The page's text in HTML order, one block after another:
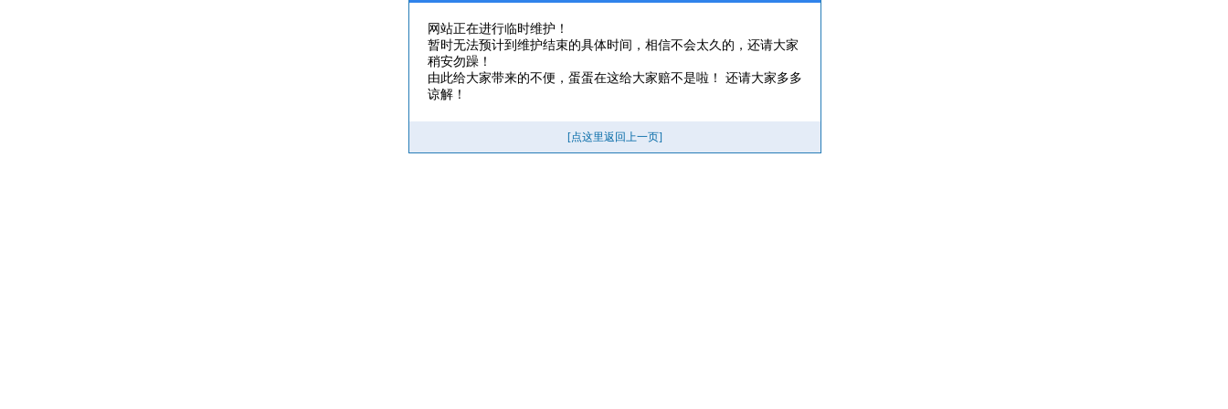
网站正在进行临时维护！
暂时无法预计到维护结束的具体时间，相信不会太久的，还请大家
稍安勿躁！
由此给大家带来的不便，蛋蛋在这给大家赔不是啦！ 还请大家多多
谅解！
[点这里返回上一页]